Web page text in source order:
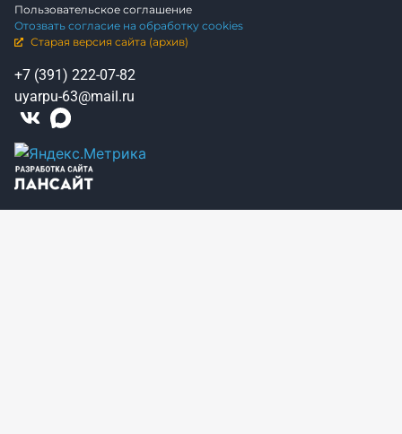
Пользовательское соглашение
Отозвать согласие на обработку cookies
Старая версия сайта (архив)
+7 (391) 222-07-82
uyarpu-63@mail.ru